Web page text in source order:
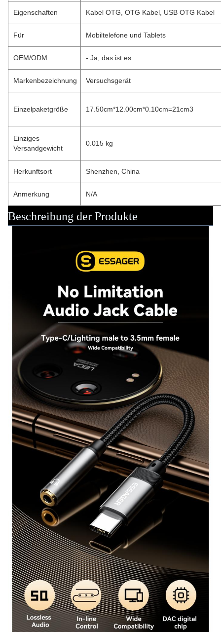
Eigenschaften Kabel OTG, OTG Kabel, USB OTG Kabel
Für Mobiltelefone und Tablets
OEM/ODM - Ja, das ist es.
Markenbezeichnung Versuchsgerät
Einzelpaketgröße 17.50cm*12.00cm*0.10cm=21cm3
Einziges
Versandgewicht
0.015 kg
Herkunftsort Shenzhen, China
Anmerkung N/A
Beschreibung der Produkte